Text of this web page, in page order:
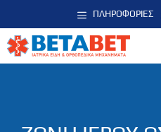
σε
περιεχόμενο
ΠΛΗΡΟΦΟΡΙΕΣ